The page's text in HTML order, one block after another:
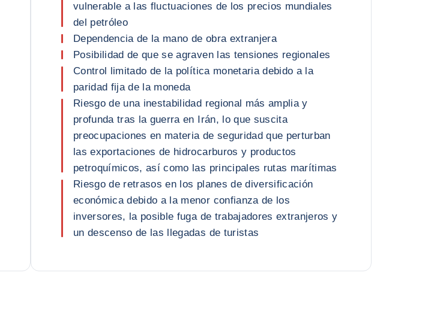
vulnerable a las fluctuaciones de los precios mundiales
del petróleo
Dependencia de la mano de obra extranjera
Posibilidad de que se agraven las tensiones regionales
Control limitado de la política monetaria debido a la
paridad fija de la moneda
Riesgo de una inestabilidad regional más amplia y
profunda tras la guerra en Irán, lo que suscita
preocupaciones en materia de seguridad que perturban
las exportaciones de hidrocarburos y productos
petroquímicos, así como las principales rutas marítimas
Riesgo de retrasos en los planes de diversificación
económica debido a la menor confianza de los
inversores, la posible fuga de trabajadores extranjeros y
un descenso de las llegadas de turistas